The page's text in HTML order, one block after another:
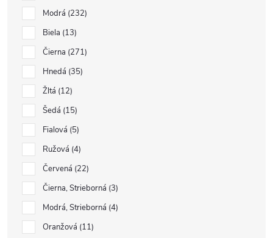
Modrá 232
Biela 13
Čierna 271
Hnedá 35
Žltá 12
Šedá 15
Fialová 5
Ružová 4
Červená 22
Čierna, Strieborná 3
Modrá, Strieborná 4
Oranžová 11